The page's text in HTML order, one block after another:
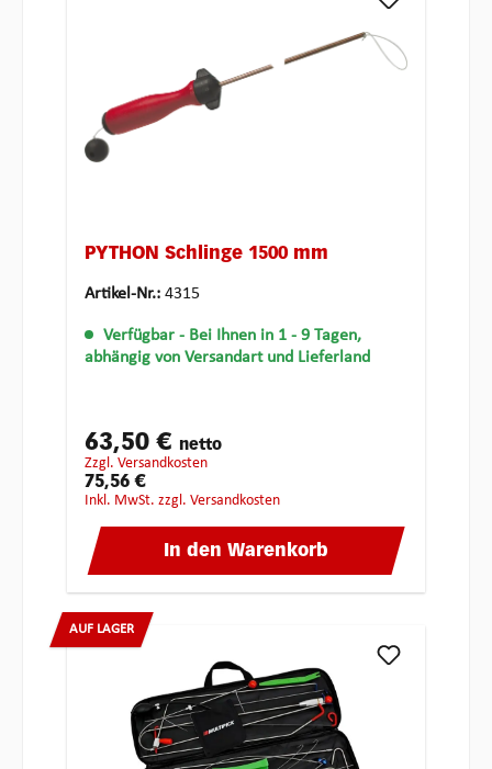
PYTHON Schlinge 1500 mm
Artikel-Nr.: 4315
Verfügbar - Bei Ihnen in 1 - 9 Tagen,
abhängig von Versandart und Lieferland
63,50 € netto
zzgl. Versandkosten
75,56 €
inkl. MwSt. zzgl. Versandkosten
In den Warenkorb
AUF LAGER